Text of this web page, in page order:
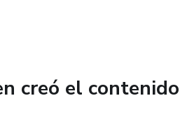
creó el contenido